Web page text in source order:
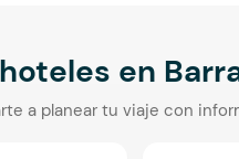
en
a planear tu viaje con